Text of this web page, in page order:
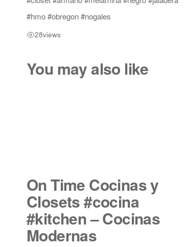
#hmo #obregon #nogales
28views
You may also like
On Time Cocinas y
Closets #cocina
#kitchen – Cocinas
Modernas